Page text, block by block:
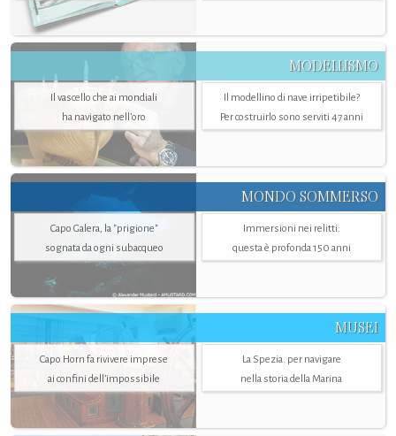
MODELLISMO
Il vascello che ai mondiali
ha navigato nell’oro
Il modellino di nave irripetibile?
Per costruirlo sono serviti 47 anni
MONDO SOMMERSO
Capo Galera, la "prigione"
sognata da ogni subacqueo
Immersioni nei relitti:
questa è profonda 150 anni
MUSEI
Capo Horn fa rivivere imprese
ai confini dell’impossibile
La Spezia. per navigare
nella storia della Marina